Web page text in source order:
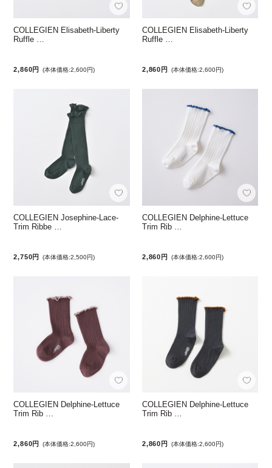
COLLEGIEN Elisabeth-Liberty
Ruffle …
2,860円 (本体価格:2,600円)
COLLEGIEN Elisabeth-Liberty
Ruffle …
2,860円 (本体価格:2,600円)
COLLEGIEN Josephine-Lace-
Trim Ribbe …
2,750円 (本体価格:2,500円)
COLLEGIEN Delphine-Lettuce
Trim Rib …
2,860円 (本体価格:2,600円)
COLLEGIEN Delphine-Lettuce
Trim Rib …
2,860円 (本体価格:2,600円)
COLLEGIEN Delphine-Lettuce
Trim Rib …
2,860円 (本体価格:2,600円)